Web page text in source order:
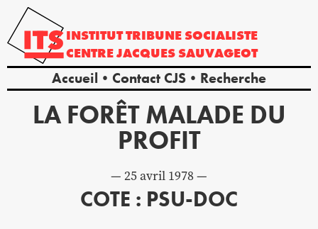
INSTITUTTRIBUNE SOCIALISTE
CENTREJACQUES SAUVAGEOT
Accueil Contact CJS Recherche
LA FORÊT MALADE DU
PROFIT
25 avril 1978
COTE : PSU-DOC